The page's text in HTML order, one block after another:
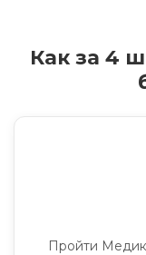
Как за 4
Пройти